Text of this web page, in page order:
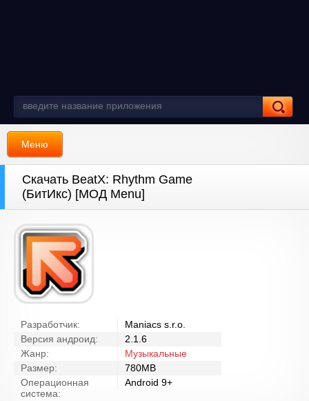
Меню
Скачать BeatX: Rhythm Game
(БитИкс) [МОД Menu]
Разработчик:
Maniacs s.r.o.
Версия андроид:
2.1.6
Жанр:
Музыкальные
Размер:
780MB
Операционная
система:
Android 9+